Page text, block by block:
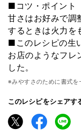
■コツ・ポイント
甘さはお好みで調
するときは火力を
■このレシピの生
お店のようなフレ
した。
※みやすさのために書式を
このレシピをシェアす